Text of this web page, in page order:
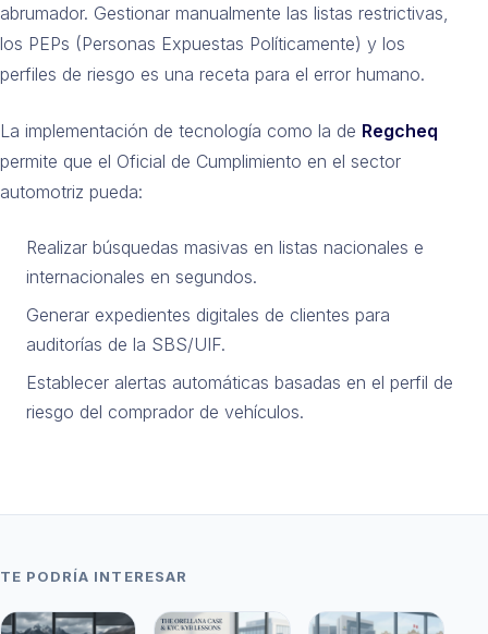
abrumador. Gestionar manualmente las listas restrictivas,
los PEPs (Personas Expuestas Políticamente) y los
perfiles de riesgo es una receta para el error humano.
La implementación de tecnología como la de Regcheq
permite que el Oficial de Cumplimiento en el sector
automotriz pueda:
Realizar búsquedas masivas en listas nacionales e
internacionales en segundos.
Generar expedientes digitales de clientes para
auditorías de la SBS/UIF.
Establecer alertas automáticas basadas en el perfil de
riesgo del comprador de vehículos.
TE PODRÍA INTERESAR